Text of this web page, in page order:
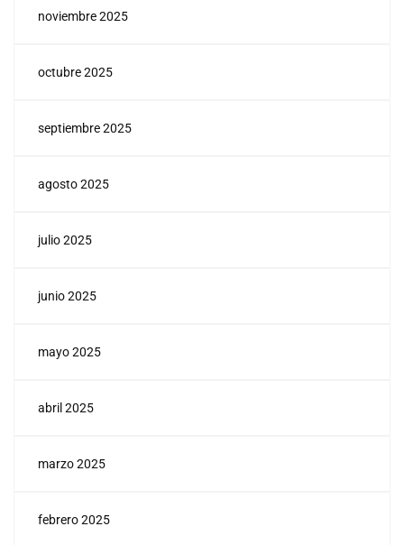
noviembre 2025
octubre 2025
septiembre 2025
agosto 2025
julio 2025
junio 2025
mayo 2025
abril 2025
marzo 2025
febrero 2025